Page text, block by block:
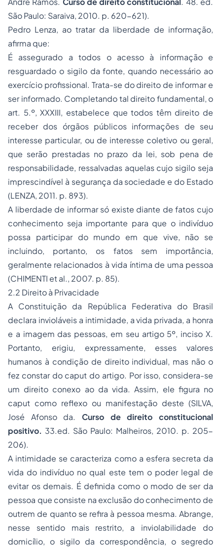
São Paulo: Saraiva, 2010. p. 620-621).
Pedro Lenza, ao tratar da liberdade de informação,
afirma que:
É assegurado a todos o acesso à informação e
resguardado o sigilo da fonte, quando necessário ao
exercício profissional. Trata-se do direito de informar e
ser informado. Completando tal direito fundamental, o
art. 5.º, XXXIII, estabelece que todos têm direito de
receber dos órgãos públicos informações de seu
interesse particular, ou de interesse coletivo ou geral,
que serão prestadas no prazo da lei, sob pena de
responsabilidade, ressalvadas aquelas cujo sigilo seja
imprescindível à segurança da sociedade e do Estado
(LENZA, 2011. p. 893).
A liberdade de informar só existe diante de fatos cujo
conhecimento seja importante para que o indivíduo
possa participar do mundo em que vive, não se
incluindo, portanto, os fatos sem importância,
geralmente relacionados à vida íntima de uma pessoa
(CHIMENTI et al., 2007. p. 85).
2.2 Direito à Privacidade
A Constituição da República Federativa do Brasil
declara invioláveis a intimidade, a vida privada, a honra
e a imagem das pessoas, em seu artigo 5º, inciso X.
Portanto, erigiu, expressamente, esses valores
humanos à condição de direito individual, mas não o
fez constar do caput do artigo. Por isso, considera-se
um direito conexo ao da vida. Assim, ele figura no
caput como reflexo ou manifestação deste (SILVA,
José Afonso da. Curso de direito constitucional
positivo. 33.ed. São Paulo: Malheiros, 2010. p. 205-
206).
A intimidade se caracteriza como a esfera secreta da
vida do indivíduo no qual este tem o poder legal de
evitar os demais. É definida como o modo de ser da
pessoa que consiste na exclusão do conhecimento de
outrem de quanto se refira à pessoa mesma. Abrange,
nesse sentido mais restrito, a inviolabilidade do
domicílio, o sigilo da correspondência, o segredo